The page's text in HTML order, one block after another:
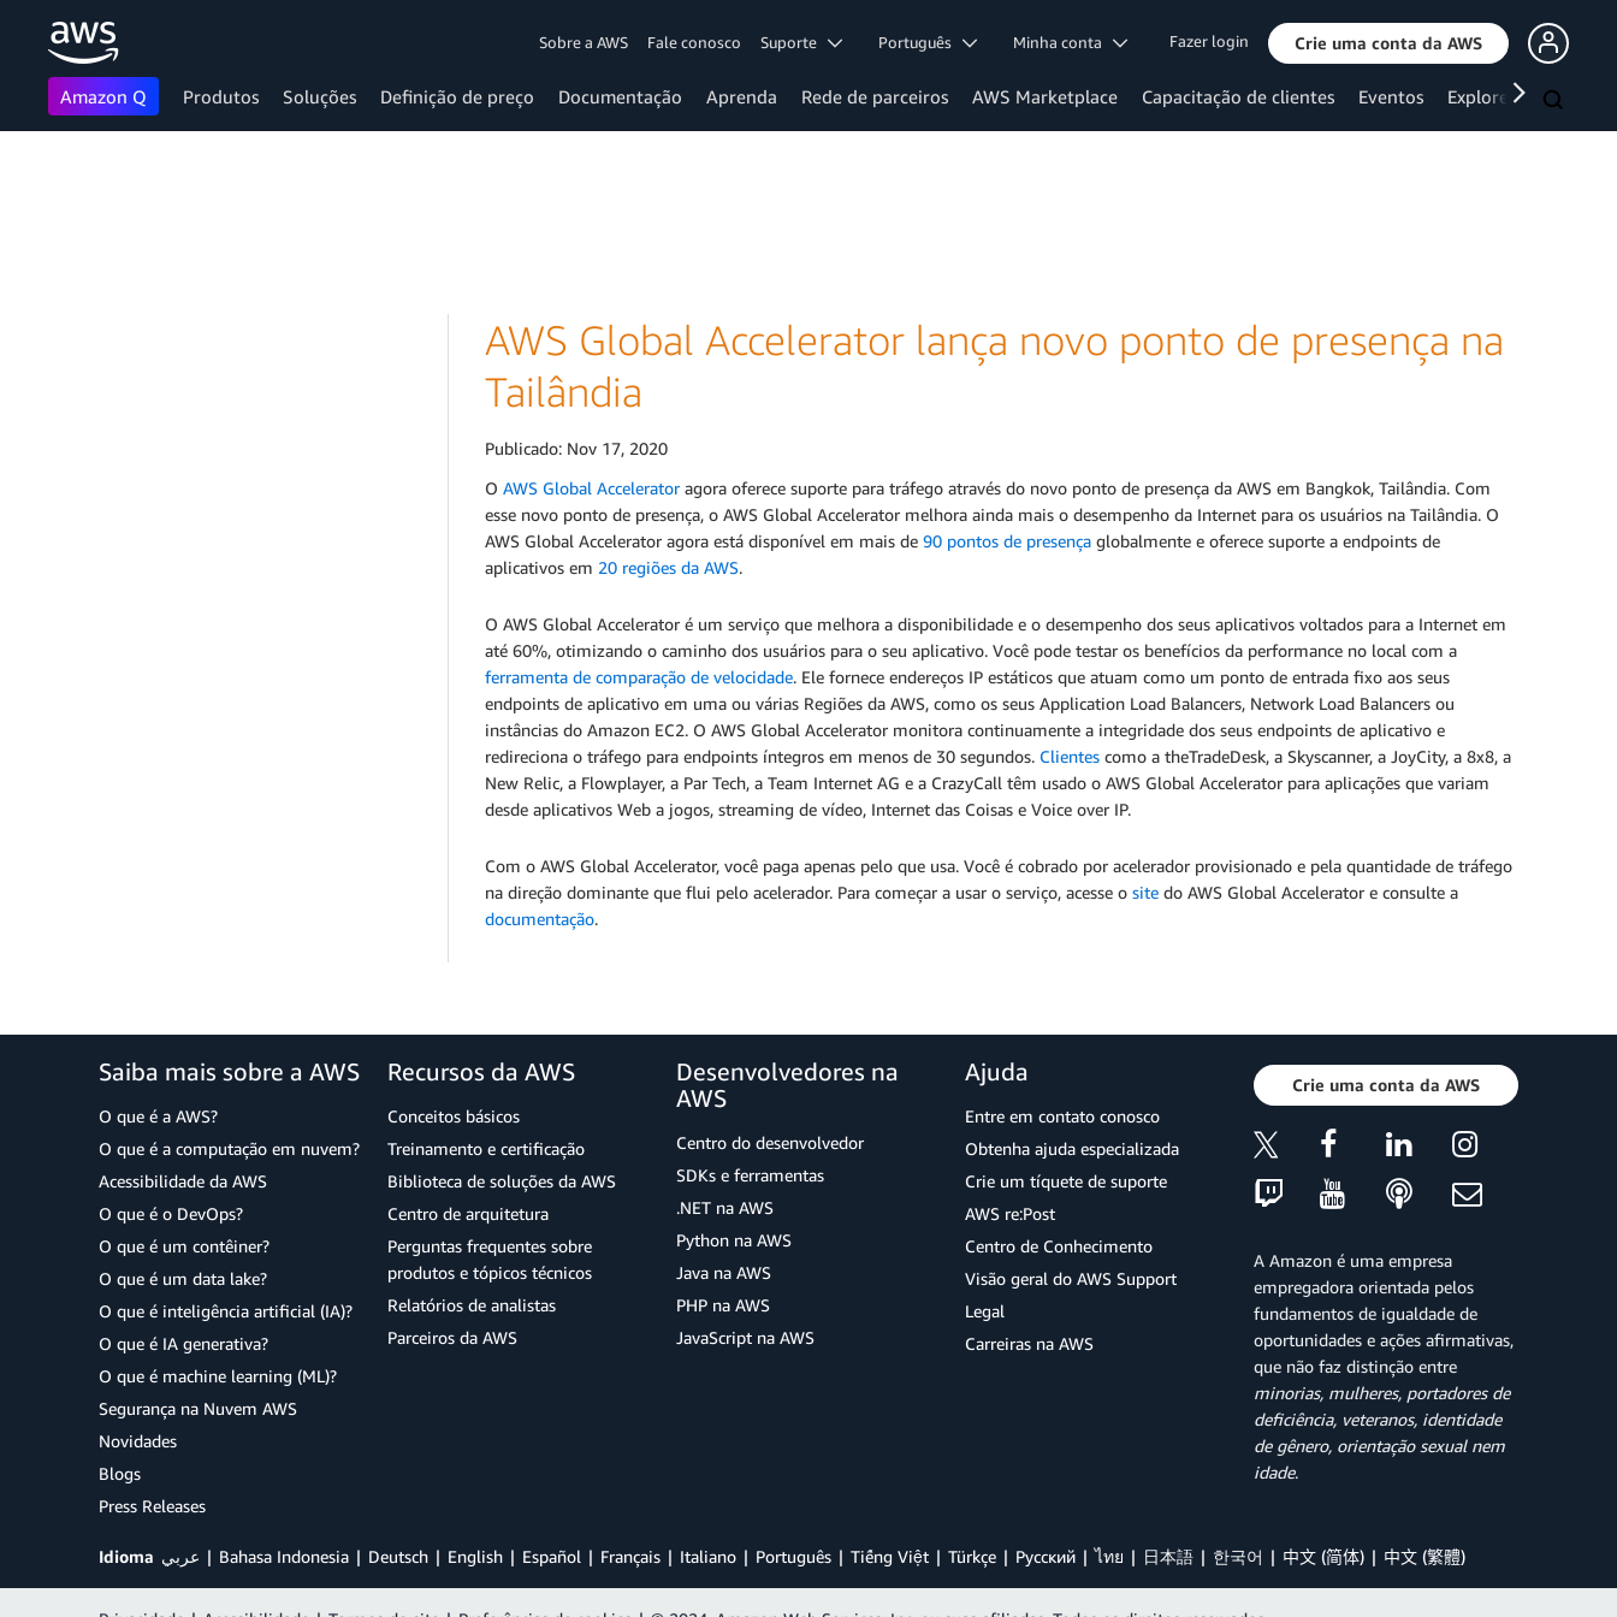
Sobre a AWS Fale conosco Suporte Português Minha conta Fazer login Crie uma conta da AWS
Amazon Q Produtos Soluções Definição de preço Documentação Aprenda Rede de parceiros AWS Marketplace Capacitação de clientes Eventos Explore mais
AWS Global Accelerator lança novo ponto de presença na
Tailândia
Publicado: Nov 17, 2020
O AWS Global Acceleratoragora oferece suporte para tráfego através do novo ponto de presença da AWS em Bangkok, Tailândia. Com
esse novo ponto de presença, o AWS Global Accelerator melhora ainda mais o desempenho da Internet para os usuários na Tailândia. O
AWS Global Accelerator agora está disponível em mais de 90 pontos de presença globalmente e oferece suporte a endpoints de
aplicativos em 20 regiões da AWS.
O AWS Global Accelerator é um serviço que melhora a disponibilidade e o desempenho dos seus aplicativos voltados para a Internet em
até 60%, otimizando o caminho dos usuários para o seu aplicativo. Você pode testar os benefícios da performance no local com a
ferramenta de comparação de velocidade. Ele fornece endereços IP estáticos que atuam como um ponto de entrada fixo aos seus
endpoints de aplicativo em uma ou várias Regiões da AWS, como os seus Application Load Balancers, Network Load Balancers ou
instâncias do Amazon EC2. O AWS Global Accelerator monitora continuamente a integridade dos seus endpoints de aplicativo e
redireciona o tráfego para endpoints íntegros em menos de 30 segundos. Clientes como a theTradeDesk, a Skyscanner, a JoyCity, a 8x8, a
New Relic, a Flowplayer, a Par Tech, a Team Internet AG e a CrazyCall têm usado o AWS Global Accelerator para aplicações que variam
desde aplicativos Web a jogos, streaming de vídeo, Internet das Coisas e Voice over IP.
Com o AWS Global Accelerator, você paga apenas pelo que usa. Você é cobrado por acelerador provisionado e pela quantidade de tráfego
na direção dominante que flui pelo acelerador. Para começar a usar o serviço, acesse o site do AWS Global Accelerator e consulte a
documentação.
Saiba mais sobre a AWS
O que é a AWS?
O que é a computação em nuvem?
Acessibilidade da AWS
O que é o DevOps?
O que é um contêiner?
O que é um data lake?
O que é inteligência artificial (IA)?
O que é IA generativa?
O que é machine learning (ML)?
Segurança na Nuvem AWS
Novidades
Blogs
Press Releases
Recursos da AWS
Conceitos básicos
Treinamento e certificação
Biblioteca de soluções da AWS
Centro de arquitetura
Perguntas frequentes sobre
produtos e tópicos técnicos
Relatórios de analistas
Parceiros da AWS
Desenvolvedores na
AWS
Centro do desenvolvedor
SDKs e ferramentas
.NET na AWS
Python na AWS
Java na AWS
PHP na AWS
JavaScript na AWS
Ajuda
Entre em contato conosco
Obtenha ajuda especializada
Crie um tíquete de suporte
AWS re:Post
Centro de Conhecimento
Visão geral do AWS Support
Legal
Carreiras na AWS
Crie uma conta da AWS
A Amazon é uma empresa
empregadora orientada pelos
fundamentos de igualdade de
oportunidades e ações afirmativas,
que não faz distinção entre
minorias, mulheres, portadores de
deficiência, veteranos, identidade
de gênero, orientação sexual nem
idade.
Idioma عربي Bahasa Indonesia Deutsch English Español Français Italiano Português Tiếng Việt Türkçe Ρусский ไทย 日本語 한국어 中文 (简体) 中文 (繁體)